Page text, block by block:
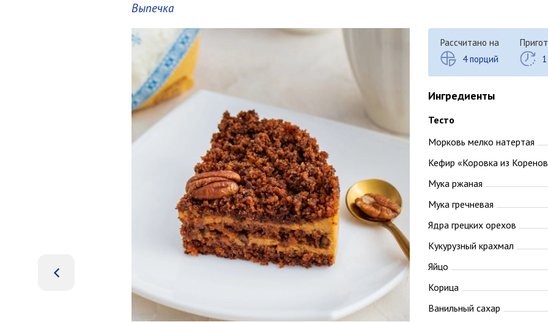
Выпечка
Рассчитано на
4 порций
Ингредиенты
Тесто
Морковь мелко натертая
Кефир «Коровка из
Мука ржаная
Мука гречневая
Ядра грецких орехов
Кукурузный крахмал
Яйцо
Корица
Ванильный сахар